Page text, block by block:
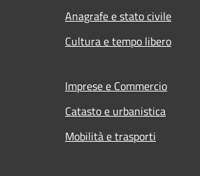
Anagrafe e stato civile
Cultura e tempo libero
Imprese e Commercio
Catasto e urbanistica
Mobilità e trasporti